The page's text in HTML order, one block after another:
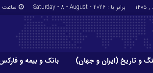
برابر با : Saturday - 8 - August - 2026 ساعت
و تاریخ (ایران و جهان) بانک و بیمه و